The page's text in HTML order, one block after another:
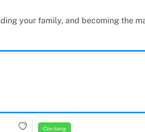
your family, and becoming the
Còn hàng